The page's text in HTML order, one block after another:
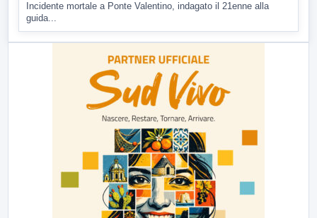
Incidente mortale a Ponte Valentino, indagato il 21enne alla
guida...